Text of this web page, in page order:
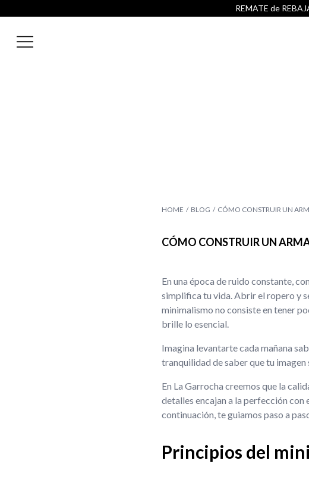
REMATE de
HOME BLOG CÓMO CONSTRUIR UN
CÓMO CONSTRUIR UN
En una época de ruido constante,
simplifica tu vida. Abrir el ropero y
minimalismo no consiste en tener
brille lo esencial.
Imagina levantarte cada mañana
tranquilidad de saber que tu
En La Garrocha creemos que la
detalles encajan a la perfección
continuación, te guiamos paso a
Principios del